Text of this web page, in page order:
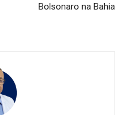
Bolsonaro na Bahia